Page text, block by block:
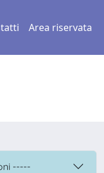
Area riservata
-----